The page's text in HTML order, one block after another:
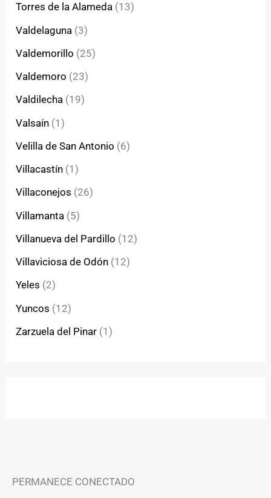
Torres de la Alameda (13)
Valdelaguna (3)
Valdemorillo (25)
Valdemoro (23)
Valdilecha (19)
Valsaín (1)
Velilla de San Antonio (6)
Villacastín (1)
Villaconejos (26)
Villamanta (5)
Villanueva del Pardillo (12)
Villaviciosa de Odón (12)
Yeles (2)
Yuncos (12)
Zarzuela del Pinar (1)
PERMANECE CONECTADO